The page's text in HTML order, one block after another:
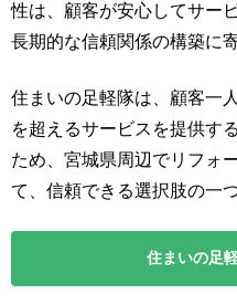
性は、顧客が安心してサー
長期的な信頼関係の構築に
住まいの足軽隊は、顧客一
を超えるサービスを提供す
ため、宮城県周辺でリフォ
て、信頼できる選択肢の一
住まいの足